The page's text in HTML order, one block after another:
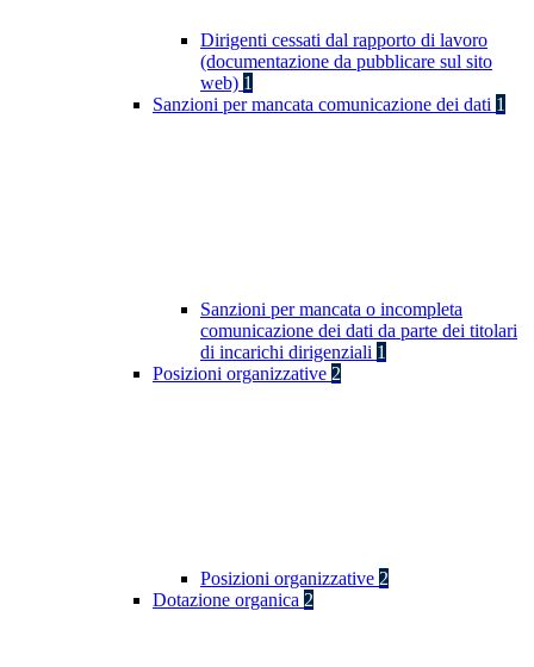
Dirigenti cessati dal rapporto di lavoro
(documentazione da pubblicare sul sito
web) 1
Sanzioni per mancata comunicazione dei dati 1
Sanzioni per mancata o incompleta
comunicazione dei dati da parte dei titolari
di incarichi dirigenziali 1
Posizioni organizzative 2
Posizioni organizzative 2
Dotazione organica 2